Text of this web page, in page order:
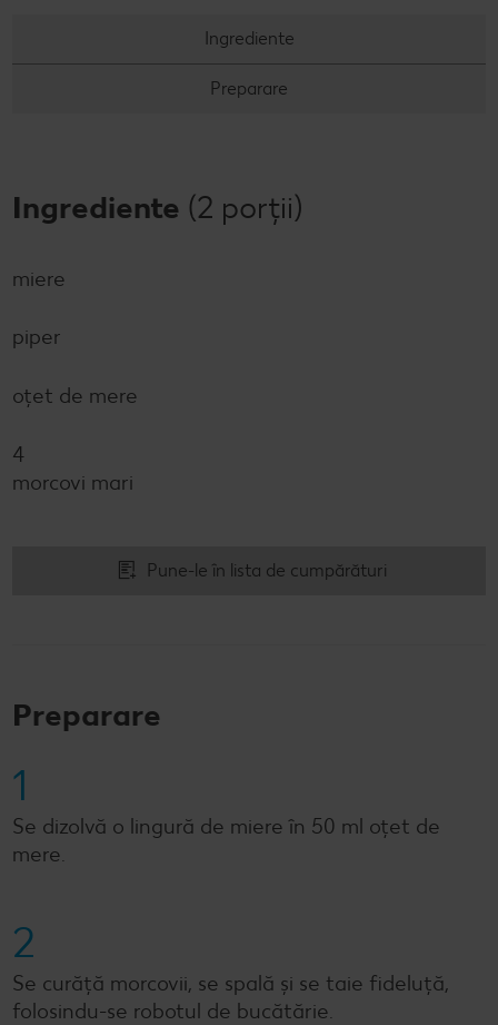
Revista Kaufland - Acum și pe WhatsApp!
Ingrediente
Preparare
Ingrediente (2 porții)
miere
piper
oțet de mere
4
morcovi mari
Pune-le în lista de cumpărături
Preparare
1
Se dizolvă o lingură de miere în 50 ml oțet de
mere.
2
Se curăță morcovii, se spală și se taie fideluță,
folosindu-se robotul de bucătărie.